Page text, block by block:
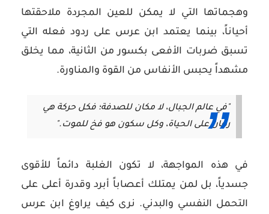
وهجماتها التي لا يمكن للعين المجردة ملاحقتها
أحياناً، بينما يعتمد ابن عرس على ردود فعله التي
تسبق ضربات الأفعى بكسور من الثانية، مما يخلق
مشهداً يحبس الأنفاس من القوة والمناورة.
"في عالم الجبال، لا مكان للصدفة؛ فكل حركة هي
رهان على الحياة، وكل سكون هو فخ للموت."
في هذه المواجهة، لا تكون الغلبة دائماً للأقوى
جسدياً، بل لمن يمتلك أعصاباً أبرد وقدرة أعلى على
التحمل النفسي والبدني. نرى كيف يراوغ ابن عرس